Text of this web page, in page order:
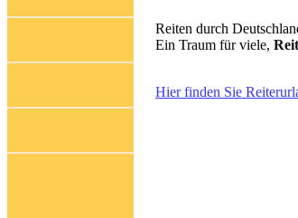
Reiten durch
Ein Traum für viele,
Hier finden Sie